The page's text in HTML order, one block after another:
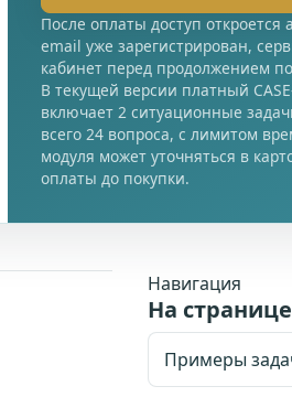
После оплаты доступ откроется
email уже зарегистрирован,
кабинет перед продолжением
В текущей версии платный
включает 2 ситуационные
всего 24 вопроса, с лимитом
модуля может уточняться в
оплаты до покупки.
Навигация
На странице
Примеры